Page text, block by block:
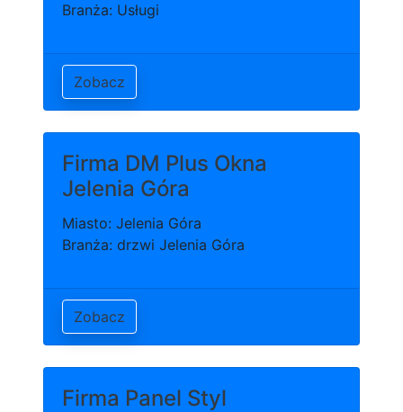
Branża: Usługi
Zobacz
Firma DM Plus Okna
Jelenia Góra
Miasto: Jelenia Góra
Branża: drzwi Jelenia Góra
Zobacz
Firma Panel Styl